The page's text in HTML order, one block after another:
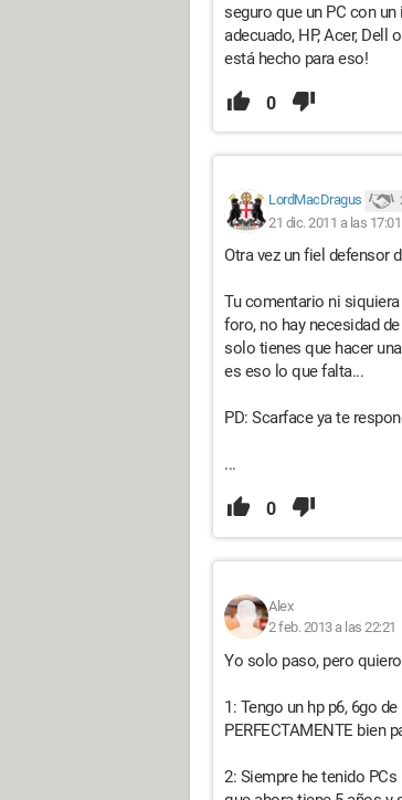
seguro que un PC con un
adecuado, HP, Acer, Dell
está hecho para eso!
0
LordMacDragus
21 dic. 2011 a las 17:01
Otra vez un fiel defensor
Tu comentario ni
foro, no hay necesidad
solo tienes que hacer
es eso lo que falta...
PD: Scarface ya te
...
0
Alex
2 feb. 2013 a las 22:21
Yo solo paso, pero
1: Tengo un hp p6, 6go
PERFECTAMENTE bien
2: Siempre he tenido